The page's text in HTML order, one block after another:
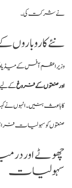
نے شرکت کی۔
نئے
وزیراعظم آفس کے
اور صنعتوں کے فروغکے
کا باعث بنیں۔ انہوں
صنعتوں کو سہولیات
چھوٹے اور
سہولیات